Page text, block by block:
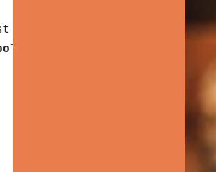
là pour être vue. Son